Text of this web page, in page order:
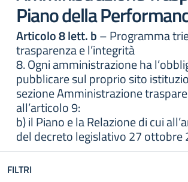
Piano della
Articolo 8 lett. b– Programma
trasparenza e l’integrità
8. Ogni amministrazione ha
pubblicare sul proprio sito
sezione Amministrazione
all’articolo 9:
b) il Piano e la Relazione di cui
del decreto legislativo 27 ottobre
FILTRI